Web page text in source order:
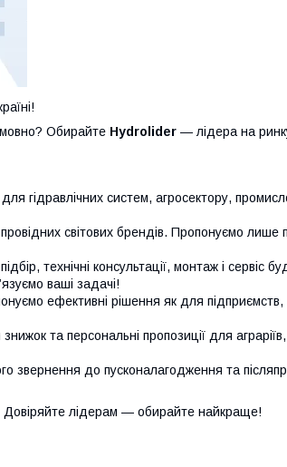
Обирайте Hydrolider — лідера на
гідравлічних систем, агросектору,
світових брендів. Пропонуємо лише
технічні консультації, монтаж і сервіс
ваші задачі!
ефективні рішення як для підприємств,
та персональні пропозиції для
звернення до пусконалагодження та
Довіряйте лідерам — обирайте найкраще!